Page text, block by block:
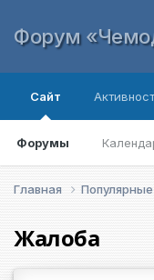
Форум
Сайт
Форумы
Главная
Жалоба